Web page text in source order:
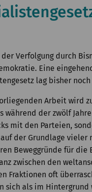
der Verfolgung durch
Eine
lag bisher
Arbeit wird
während der zwölf
mit den Parteien,
der Grundlage vieler
Beweggründe für die
zwischen den
Fraktionen oft
sich als im